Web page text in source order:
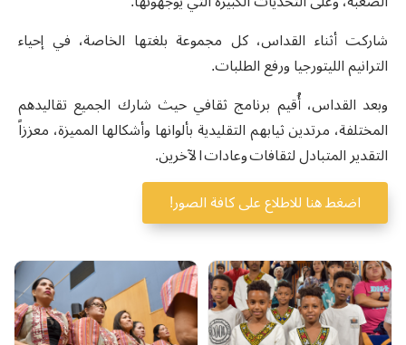
شاركت أثناء القداس، كل مجموعة بلغتها الخاصة، في إحياء
الترانيمالليتورجياورفعالطلبات.
وبعد القداس، أُقيم برنامج ثقافي حيث شارك الجميع تقاليدهم
المختلفة، مرتدينثيابهمالتقليدية بألوانها وأشكالها المميزة، معززاً
التقديرالمتبادللثقافاتوعاداتالآخرين.
اضغط هنا للاطلاع على كافة الصور!